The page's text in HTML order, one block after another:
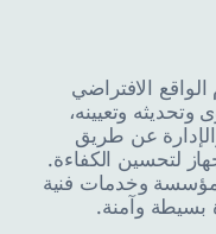
الافتراضي
وتعيينه،
عن طريق
لتحسين الكفاءة.
وخدمات فنية
وآمنة.